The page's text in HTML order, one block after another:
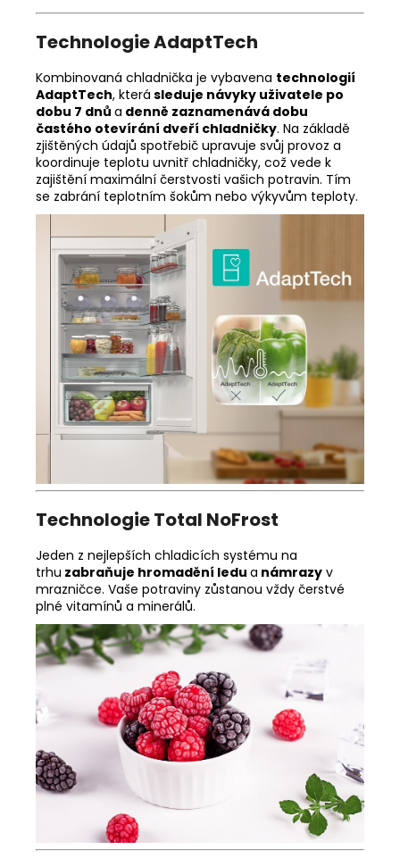
Technologie AdaptTech
Kombinovaná chladnička je vybavena technologií
AdaptTech, která sleduje návyky uživatele po
dobu 7 dnů a denně zaznamenává dobu
častého otevírání dveří chladničky. Na základě
zjištěných údajů spotřebič upravuje svůj provoz a
koordinuje teplotu uvnitř chladničky, což vede k
zajištění maximální čerstvosti vašich potravin. Tím
se zabrání teplotním šokům nebo výkyvům teploty.
Technologie Total NoFrost
Jeden z nejlepších chladicích systému na
trhu zabraňuje hromadění ledu a námrazy v
mrazničce. Vaše potraviny zůstanou vždy čerstvé
plné vitamínů a minerálů.